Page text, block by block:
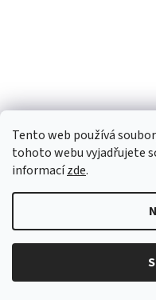
Tento web používá
tohoto webu vyjadřujete
informacízde.
lhůta dočasně
pro ověření aktuálního